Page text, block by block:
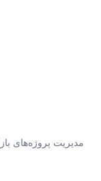
مدیریت پروژه‌های